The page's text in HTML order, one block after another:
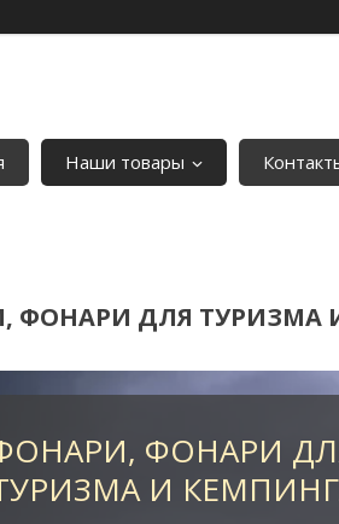
Наши товары
ФОНАРИ ДЛЯ ТУРИЗМА
ФОНАРИ
И